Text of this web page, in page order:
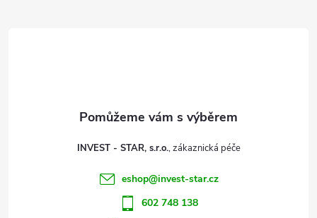
INVEST - STAR, s.r.o.
eshop@invest-star.cz
602 748 138